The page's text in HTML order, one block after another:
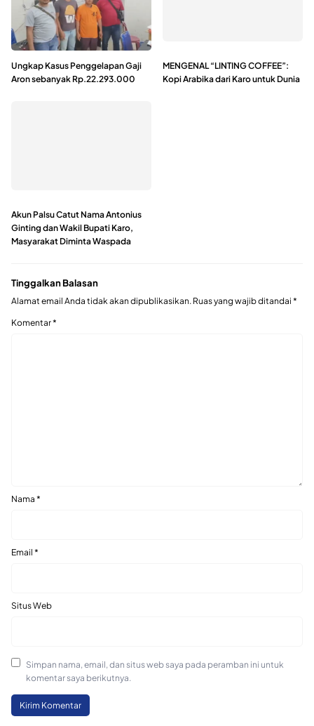
Ungkap Kasus Penggelapan Gaji
Aron sebanyak Rp.22.293.000
MENGENAL “LINTING COFFEE”:
Kopi Arabika dari Karo untuk Dunia
Akun Palsu Catut Nama Antonius
Ginting dan Wakil Bupati Karo,
Masyarakat Diminta Waspada
Tinggalkan Balasan
Alamat email Anda tidak akan dipublikasikan. Ruas yang wajib ditandai *
Komentar*
Nama *
Email *
Situs Web
Simpan nama, email, dan situs web saya pada peramban ini untuk
komentar saya berikutnya.